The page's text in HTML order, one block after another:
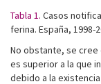
Tabla 1. Casos
ferina. España, 1998-
No obstante, se cree
es superior a la que
debido a la